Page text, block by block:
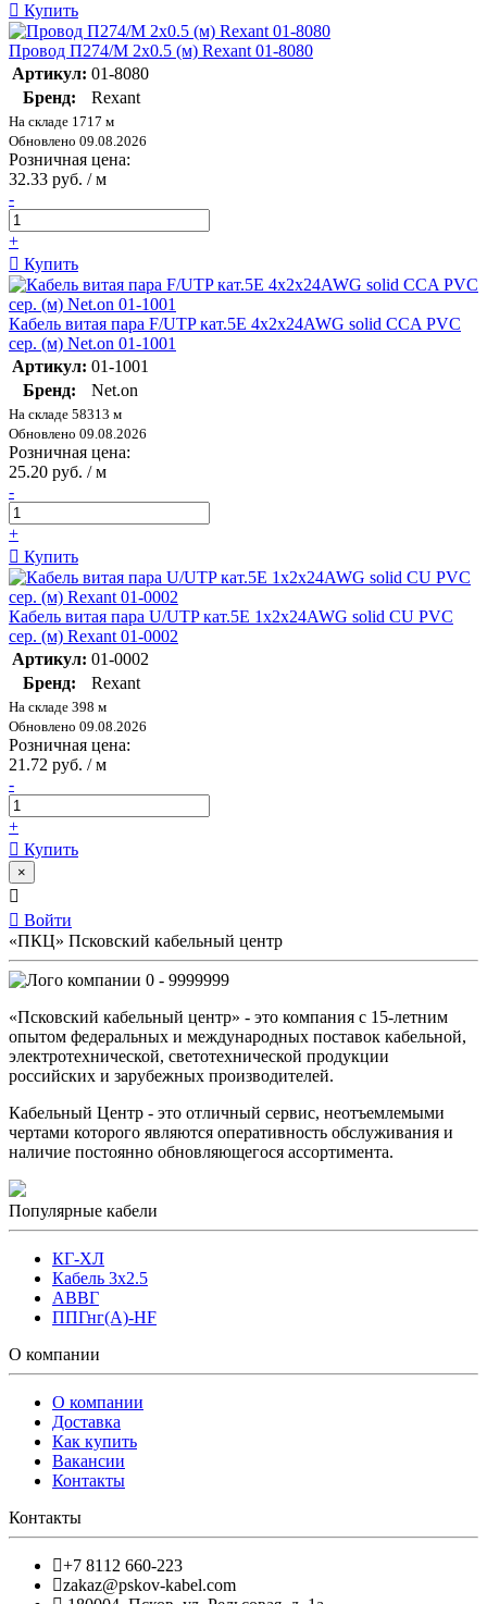
Купить
Провод П274/М 2х0.5 (м) Rexant 01-8080
Артикул: 01-8080
Бренд:
Rexant
На складе 1717 м
Обновлено 09.08.2026
Розничная цена:
32.33 руб. / м
-
+
Купить
Кабель витая пара F/UTP кат.5E 4х2х24AWG solid CCA PVC
сер. (м) Net.on 01-1001
Артикул: 01-1001
Бренд:
Net.on
На складе 58313 м
Обновлено 09.08.2026
Розничная цена:
25.20 руб. / м
-
+
Купить
Кабель витая пара U/UTP кат.5E 1х2х24AWG solid CU PVC
сер. (м) Rexant 01-0002
Артикул: 01-0002
Бренд:
Rexant
На складе 398 м
Обновлено 09.08.2026
Розничная цена:
21.72 руб. / м
-
+
Купить
×
Войти
«ПКЦ» Псковский кабельный центр
0 - 9999999
«Псковский кабельный центр» - это компания с 15-летним
опытом федеральных и международных поставок кабельной,
электротехнической, светотехнической продукции
российских и зарубежных производителей.
Кабельный Центр - это отличный сервис, неотъемлемыми
чертами которого являются оперативность обслуживания и
наличие постоянно обновляющегося ассортимента.
Популярные кабели
КГ-ХЛ
Кабель 3x2.5
АВВГ
ППГнг(А)-HF
О компании
О компании
Доставка
Как купить
Вакансии
Контакты
Контакты
+7 8112 660-223
zakaz@pskov-kabel.com